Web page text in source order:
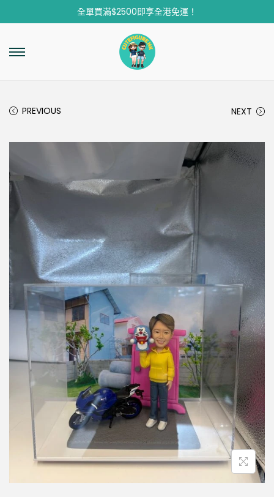
全單買滿$2500即享全港免運！
PREVIOUS NEXT